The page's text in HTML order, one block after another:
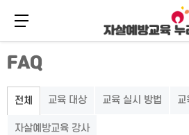
주
메
뉴
바
본
문
바
로
메뉴 버튼
FAQ
전체 교육 대상 교육 실시 방법 교
자살예방교육 강사